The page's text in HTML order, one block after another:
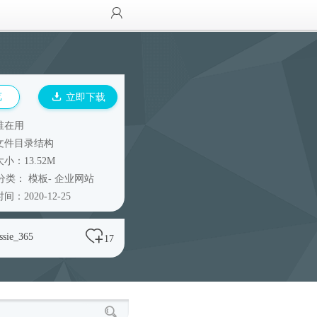
立即下载
在用
件目录结构
小：13.52M
类： 模板- 企业网站
间：2020-12-25
17